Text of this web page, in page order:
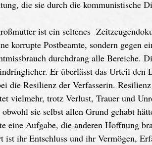
die sie durch die kommunistische
ist ein seltenes
korrupte Postbeamte, sondern gegen
durchdrang alle Bereiche.
Er überlässt das Urteil den
die Resilienz der Verfasserin.
vielmehr, trotz Verlust, Trauer und
sie selbst allen Grund gehabt
eine Aufgabe, die anderen Hoffnung
ist ihr Entschluss und ihr Vermögen,